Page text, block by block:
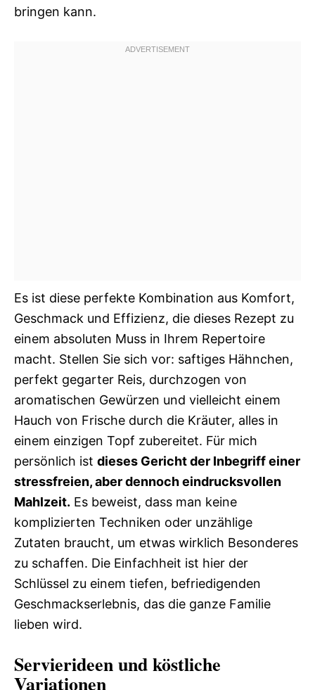
bringen kann.
Es ist diese perfekte Kombination aus Komfort,
Geschmack und Effizienz, die dieses Rezept zu
einem absoluten Muss in Ihrem Repertoire
macht. Stellen Sie sich vor: saftiges Hähnchen,
perfekt gegarter Reis, durchzogen von
aromatischen Gewürzen und vielleicht einem
Hauch von Frische durch die Kräuter, alles in
einem einzigen Topf zubereitet. Für mich
persönlich ist dieses Gericht der Inbegriff einer
stressfreien, aber dennoch eindrucksvollen
Mahlzeit. Es beweist, dass man keine
komplizierten Techniken oder unzählige
Zutaten braucht, um etwas wirklich Besonderes
zu schaffen. Die Einfachheit ist hier der
Schlüssel zu einem tiefen, befriedigenden
Geschmackserlebnis, das die ganze Familie
lieben wird.
Servierideen und köstliche
Variationen